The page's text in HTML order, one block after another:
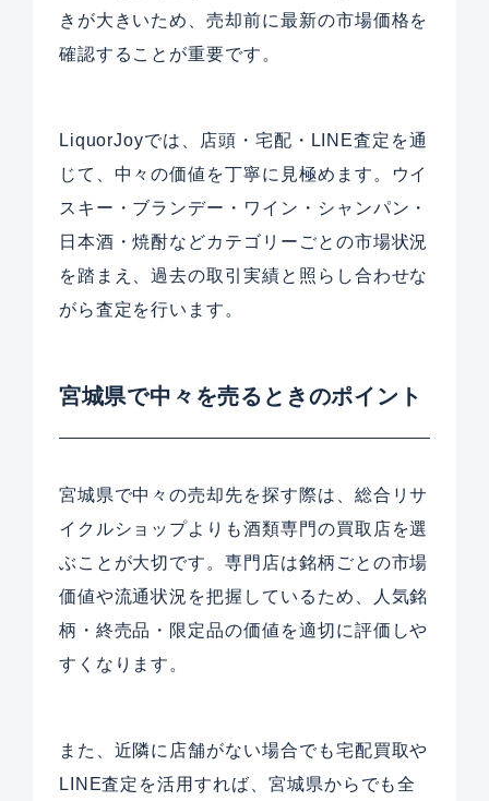
きが大きいため、売却前に最新の市場価格を
確認することが重要です。
LiquorJoyでは、店頭・宅配・LINE査定を通
じて、中々の価値を丁寧に見極めます。ウイ
スキー・ブランデー・ワイン・シャンパン・
日本酒・焼酎などカテゴリーごとの市場状況
を踏まえ、過去の取引実績と照らし合わせな
がら査定を行います。
宮城県で中々を売るときのポイント
宮城県で中々の売却先を探す際は、総合リサ
イクルショップよりも酒類専門の買取店を選
ぶことが大切です。専門店は銘柄ごとの市場
価値や流通状況を把握しているため、人気銘
柄・終売品・限定品の価値を適切に評価しや
すくなります。
また、近隣に店舗がない場合でも宅配買取や
LINE査定を活用すれば、宮城県からでも全